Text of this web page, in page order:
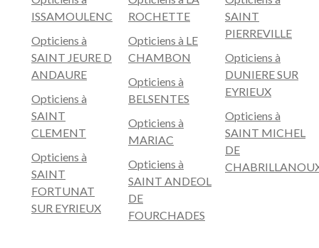
ISSAMOULENC
Opticiens à
SAINT JEURE D
ANDAURE
Opticiens à
SAINT
CLEMENT
Opticiens à
SAINT
FORTUNAT
SUR EYRIEUX
ROCHETTE
Opticiens à LE
CHAMBON
Opticiens à
BELSENTES
Opticiens à
MARIAC
Opticiens à
SAINT ANDEOL
DE
FOURCHADES
SAINT
PIERREVILLE
Opticiens à
DUNIERE SUR
EYRIEUX
Opticiens à
SAINT MICHEL
DE